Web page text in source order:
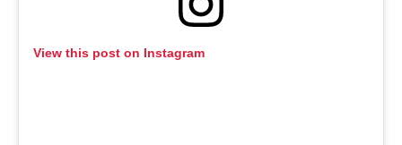
View this post on Instagram